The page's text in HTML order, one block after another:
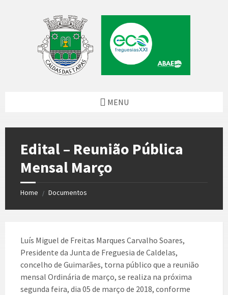
MENU
Edital – Reunião Pública
Mensal Março
Home / Documentos
Luís Miguel de Freitas Marques Carvalho Soares,
Presidente da Junta de Freguesia de Caldelas,
concelho de Guimarães, torna público que a reunião
mensal Ordinária de março, se realiza na próxima
segunda feira, dia 05 de março de 2018, conforme